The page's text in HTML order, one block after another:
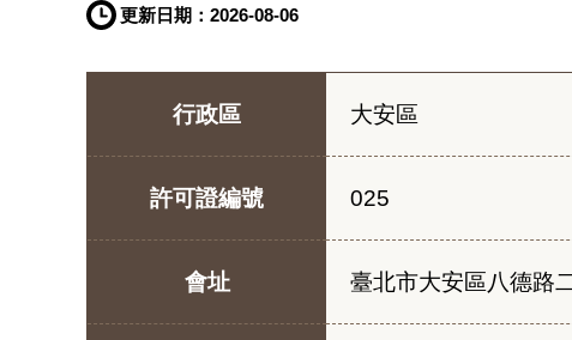
更新日期： 2026-08-06
行政區 大安區
許可證編號 025
會址 臺北市大安區八德路